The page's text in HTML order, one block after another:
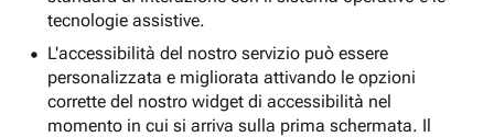
tecnologie assistive.
L'accessibilità del nostro servizio può essere
personalizzata e migliorata attivando le opzioni
corrette del nostro widget di accessibilità nel
momento in cui si arriva sulla prima schermata. Il